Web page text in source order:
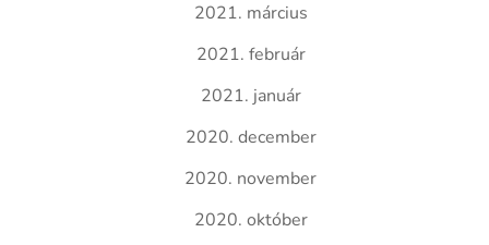
2021. március
2021. február
2021. január
2020. december
2020. november
2020. október